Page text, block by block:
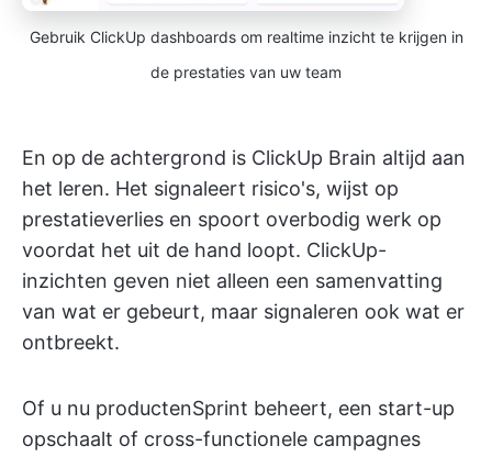
Gebruik ClickUp dashboards om realtime inzicht te krijgen in
de prestaties van uw team
En op de achtergrond is ClickUp Brain altijd aan
het leren. Het signaleert risico's, wijst op
prestatieverlies en spoort overbodig werk op
voordat het uit de hand loopt. ClickUp-
inzichten geven niet alleen een samenvatting
van wat er gebeurt, maar signaleren ook wat er
ontbreekt.
Of u nu productenSprint beheert, een start-up
opschaalt of cross-functionele campagnes